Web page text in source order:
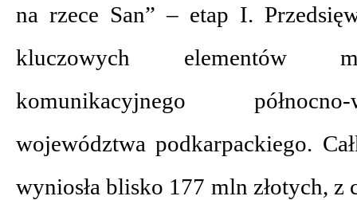
na rzece San” – etap I.
kluczowych elementów
komunikacyjnego
województwa podkarpackiego.
wyniosła blisko 177 mln złotych, z